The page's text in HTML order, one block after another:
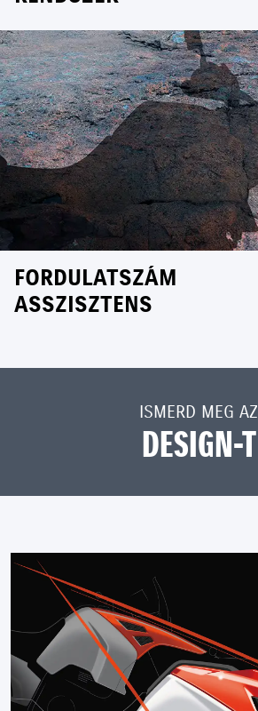
FORDULATSZÁM
ASSZISZTENS
ISMERD MEG AZ
DESIGN-T